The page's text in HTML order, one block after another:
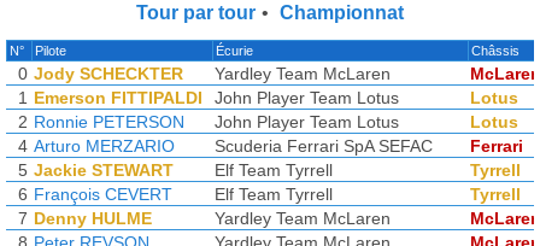
Tour par tour • Championnat
N° Pilote Écurie Châssis
0 Jody SCHECKTER Yardley Team McLaren
McLaren
1 Emerson FITTIPALDI John Player Team Lotus
Lotus
2 Ronnie PETERSON John Player Team Lotus
Lotus
4 Arturo MERZARIO Scuderia Ferrari SpA SEFAC
Ferrari
5 Jackie STEWART Elf Team Tyrrell
Tyrrell
6 François CEVERT Elf Team Tyrrell
Tyrrell
7 Denny HULME Yardley Team McLaren
McLaren